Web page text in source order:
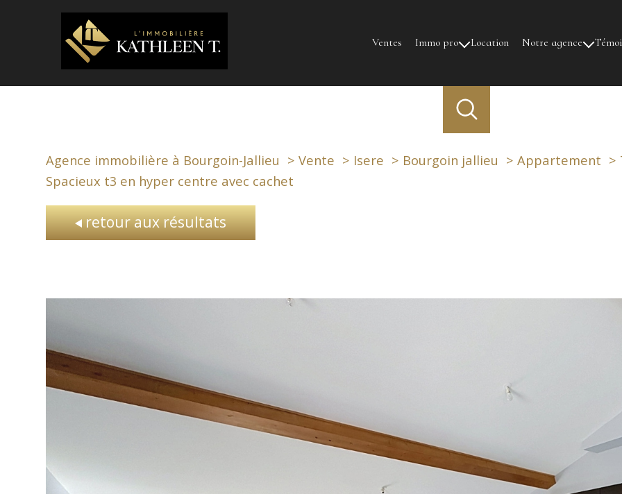
Ventes Immo pro Location Notre agence
Agence immobilière à Bourgoin-Jallieu Vente Isere Bourgoin jallieu Appartement
Spacieux t3 en hyper centre avec cachet
retour aux résultats